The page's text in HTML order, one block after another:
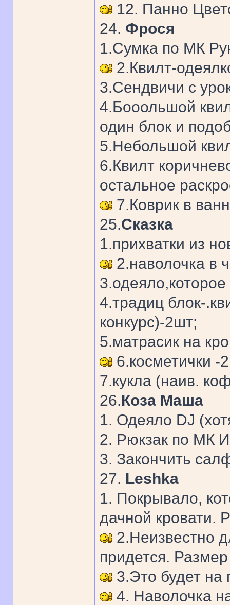
12. Панно
24. Фрося
1.Сумка по МК
2.Квилт-
3.Сендвичи с
4.Бооольшой
один блок и
5.Небольшой
6.Квилт
остальное
7.Коврик в
25.Сказка
1.прихватки из
2.наволочка в
3.одеяло,которое
4.традиц блок-
конкурс)-2шт;
5.матрасик на
6.косметички -
7.кукла (наив.
26.Коза Маша
1. Одеяло DJ
2. Рюкзак по МК
3. Закончить
27. Leshka
1. Покрывало,
дачной кровати.
2.Неизвестно
придется.
3.Это будет на
4. Наволочка